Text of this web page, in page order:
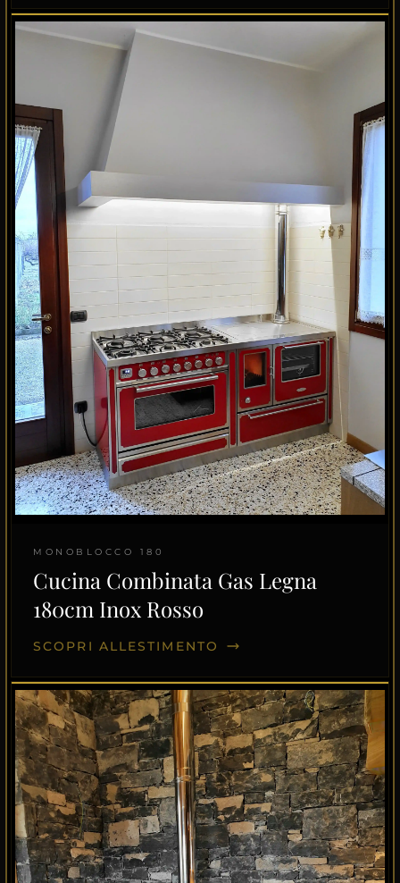
MONOBLOCCO 180
Cucina Combinata Gas Legna
180cm Inox Rosso
SCOPRI ALLESTIMENTO